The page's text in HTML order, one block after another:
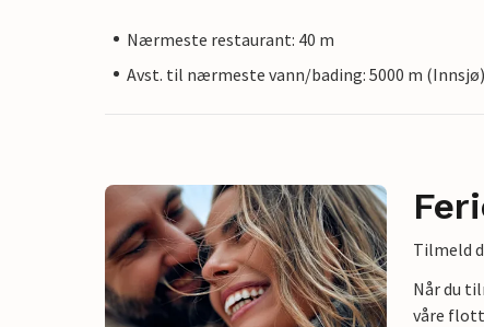
Nærmeste restaurant: 40 m
Avst. til nærmeste vann/bading: 5000 m (Innsjø)
Tilmeld
Når du
våre